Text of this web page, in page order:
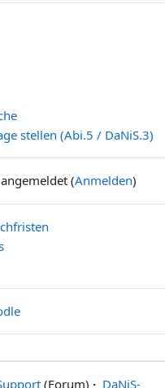
stellen (Abi.5 / DaNiS.3)
(Anmelden)
(Forum) · DaNiS-